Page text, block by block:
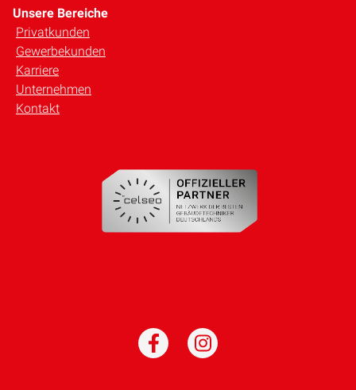
Unsere Bereiche
Privatkunden
Gewerbekunden
Karriere
Unternehmen
Kontakt